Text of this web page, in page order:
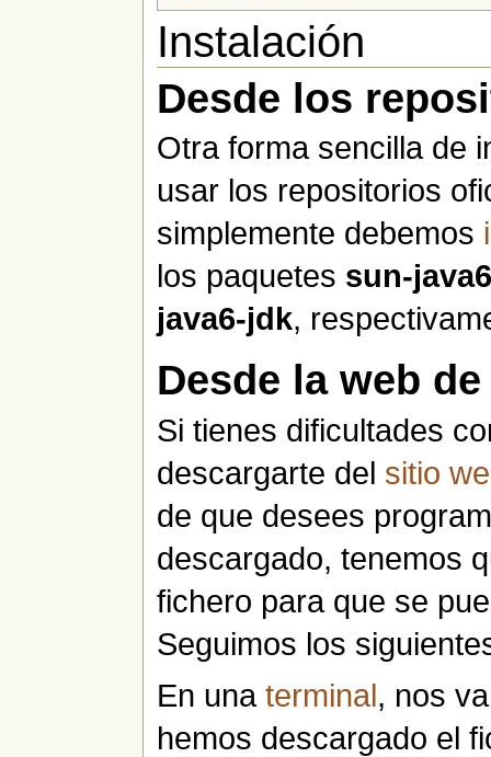
Instalación
Desde los
Otra forma sencilla de
usar los repositorios
simplemente debemos
los paquetes sun-
java6-jdk,
Desde la web
Si tienes dificultades
descargarte del sitio
de que desees
descargado, tenemos
fichero para que se
Seguimos los
En unaterminal, nos
hemos descargado el